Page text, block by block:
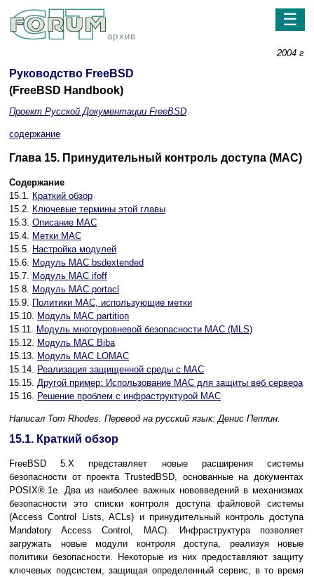
архив
☰
2004 г
Руководство FreeBSD
(FreeBSD Handbook)
Проект Русской Документации FreeBSD
содержание
Глава 15. Принудительный контроль доступа (MAC)
Содержание
15.1. Краткий обзор
15.2. Ключевые термины этой главы
15.3. Описание MAC
15.4. Метки MAC
15.5. Настройка модулей
15.6. Модуль MAC bsdextended
15.7. Модуль MAC ifoff
15.8. Модуль MAC portacl
15.9. Политики MAC, использующие метки
15.10. Модуль MAC partition
15.11. Модуль многоуровневой безопасности MAC (MLS)
15.12. Модуль MAC Biba
15.13. Модуль MAC LOMAC
15.14. Реализация защищенной среды с MAC
15.15. Другой пример: Использование MAC для защиты веб сервера
15.16. Решение проблем с инфраструктурой MAC
Написал Tom Rhodes. Перевод на русский язык: Денис Пеплин.
15.1. Краткий обзор
FreeBSD 5.X представляет новые расширения системы
безопасности от проекта TrustedBSD, основанные на документах
POSIX®.1e. Два из наиболее важных нововведений в механизмах
безопасности это списки контроля доступа файловой системы
(Access Control Lists,ACLs) и принудительный контроль доступа
Mandatory Access Control,
MAC). Инфраструктура позволяет
загружать новые модули контроля доступа, реализуя новые
политики безопасности. Некоторые из них предоставляют защиту
ключевых подсистем, защищая определенный сервис, в то время